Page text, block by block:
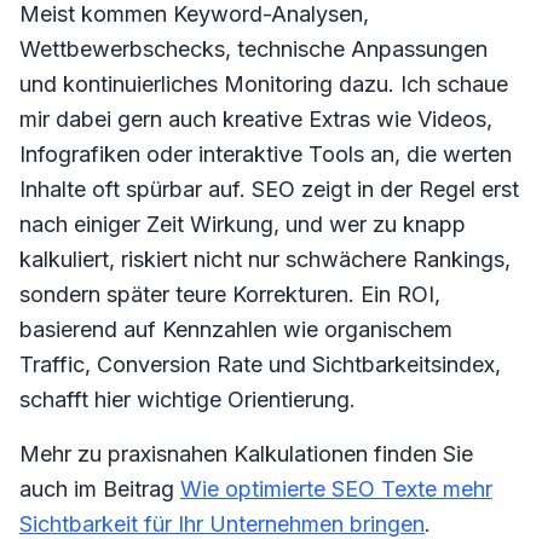
Meist kommen Keyword-Analysen,
Wettbewerbschecks, technische Anpassungen
und kontinuierliches Monitoring dazu. Ich schaue
mir dabei gern auch kreative Extras wie Videos,
Infografiken oder interaktive Tools an, die werten
Inhalte oft spürbar auf. SEO zeigt in der Regel erst
nach einiger Zeit Wirkung, und wer zu knapp
kalkuliert, riskiert nicht nur schwächere Rankings,
sondern später teure Korrekturen. Ein ROI,
basierend auf Kennzahlen wie organischem
Traffic, Conversion Rate und Sichtbarkeitsindex,
schafft hier wichtige Orientierung.
Mehr zu praxisnahen Kalkulationen finden Sie
auch im Beitrag Wie optimierte SEO Texte mehr
Sichtbarkeit für Ihr Unternehmen bringen.